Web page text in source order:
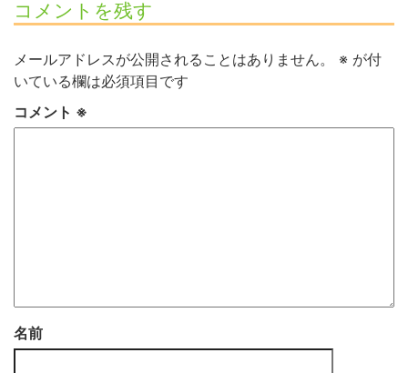
コメントを残す
メールアドレスが公開されることはありません。 ※ が付
いている欄は必須項目です
コメント ※
名前